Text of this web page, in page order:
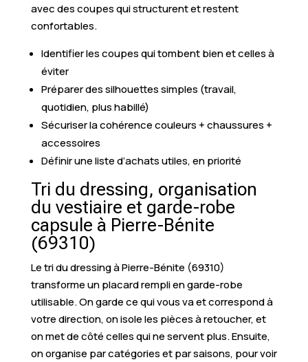
avec des coupes qui structurent et restent
confortables.
Identifier les coupes qui tombent bien et celles à
éviter
Préparer des silhouettes simples (travail,
quotidien, plus habillé)
Sécuriser la cohérence couleurs + chaussures +
accessoires
Définir une liste d’achats utiles, en priorité
Tri du dressing, organisation
du vestiaire et garde-robe
capsule à Pierre-Bénite
(69310)
Le tri du dressing à Pierre-Bénite (69310)
transforme un placard rempli en garde-robe
utilisable. On garde ce qui vous va et correspond à
votre direction, on isole les pièces à retoucher, et
on met de côté celles qui ne servent plus. Ensuite,
on organise par catégories et par saisons, pour voir